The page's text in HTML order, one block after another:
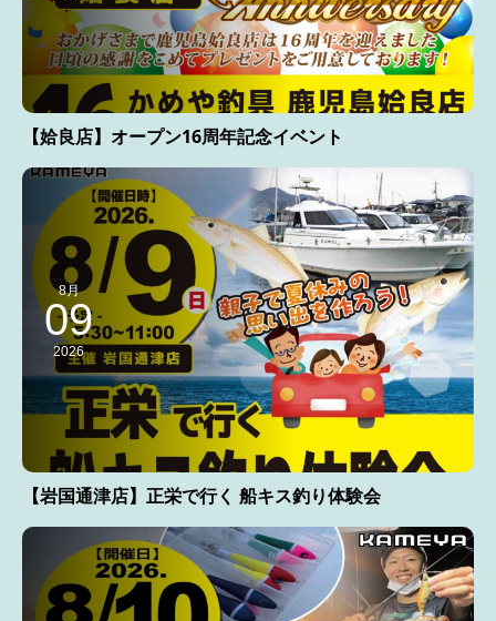
【姶良店】オープン16周年記念イベント
8月
09
2026
【岩国通津店】正栄で行く 船キス釣り体験会